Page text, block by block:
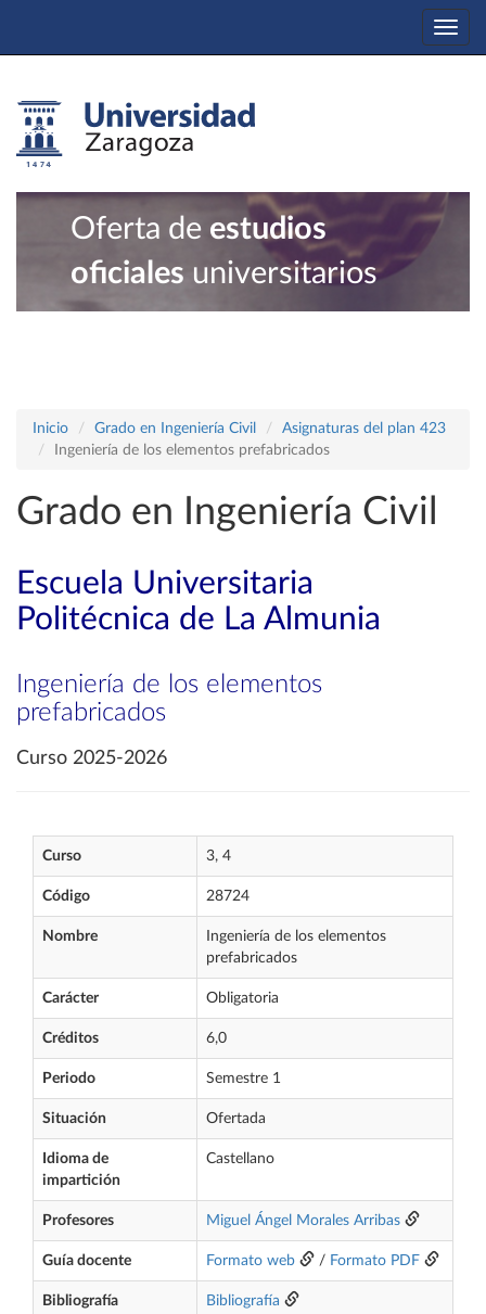
Oferta de estudios
oficiales universitarios
Inicio Grado en Ingeniería Civil
Asignaturas del plan 423
Ingeniería de los elementos prefabricados
Grado en Ingeniería Civil
Escuela Universitaria
Politécnica de La Almunia
Ingeniería de los elementos
prefabricados
Curso 2025-2026
Curso 3, 4
Código 28724
Nombre
Ingeniería de los elementos
prefabricados
Carácter Obligatoria
Créditos 6,0
Periodo Semestre 1
Situación Ofertada
Idioma de
impartición
Castellano
Profesores Miguel Ángel Morales Arribas
Guía docente Formato web / Formato PDF
Bibliografía
Bibliografía